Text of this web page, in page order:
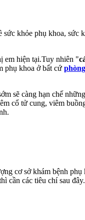
khỏe phụ khoa, sức
em hiện tại.Tuy nhiên "
phụ khoa ở bất cứ
sẽ càng hạn chế
cổ tử cung, viêm
cơ sở khám bệnh
cần các tiêu chí sau đây.